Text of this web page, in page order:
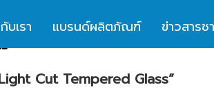
บเรา แบรนด์ผลิตภัณฑ์ ข่าวสาร
Cut Tempered Glass”